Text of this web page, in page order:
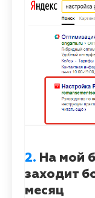
2. На мой
заходит
месяц